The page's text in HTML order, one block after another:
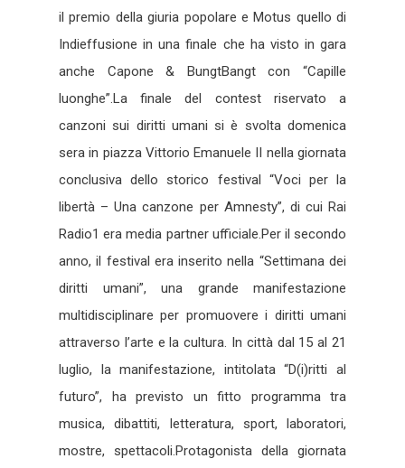
il premio della giuria popolare e Motus quello di
Indieffusione in una finale che ha visto in gara
anche Capone & BungtBangt con “Capille
luonghe”.La finale del contest riservato a
canzoni sui diritti umani si è svolta domenica
sera in piazza Vittorio Emanuele II nella giornata
conclusiva dello storico festival “Voci per la
libertà – Una canzone per Amnesty”, di cui Rai
Radio1 era media partner ufficiale.Per il secondo
anno, il festival era inserito nella “Settimana dei
diritti umani”, una grande manifestazione
multidisciplinare per promuovere i diritti umani
attraverso l’arte e la cultura. In città dal 15 al 21
luglio, la manifestazione, intitolata “D(i)ritti al
futuro”, ha previsto un fitto programma tra
musica, dibattiti, letteratura, sport, laboratori,
mostre, spettacoli.Protagonista della giornata